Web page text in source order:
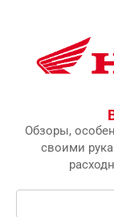
Обзоры,
своими